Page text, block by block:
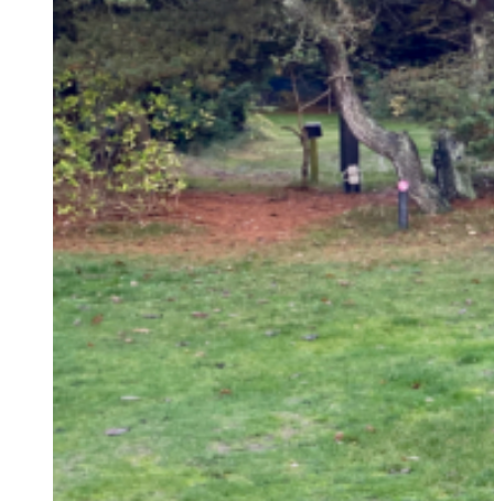
5 personers hytte
6 personers hytte med toilet
Fortrydelsesret og refusion